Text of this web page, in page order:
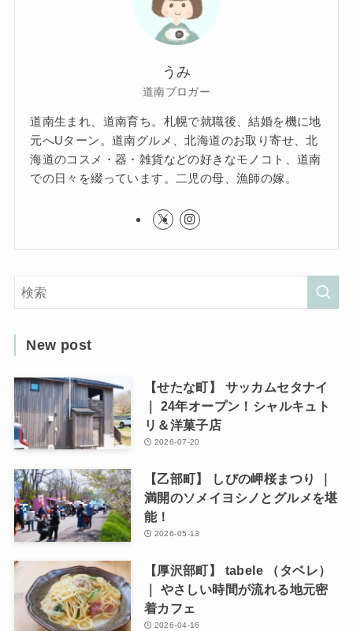
うみ
道南ブロガー
道南生まれ、道南育ち。札幌で就職後、結婚を機に地
元へUターン。道南グルメ、北海道のお取り寄せ、北
海道のコスメ・器・雑貨などの好きなモノコト、道南
での日々を綴っています。二児の母、漁師の嫁。
New post
【せたな町】 サッカムセタナイ
｜ 24年オープン！シャルキュト
リ＆洋菓子店
2026-07-20
【乙部町】 しびの岬桜まつり ｜
満開のソメイヨシノとグルメを堪
能！
2026-05-13
【厚沢部町】 tabele （タベレ）
｜ やさしい時間が流れる地元密
着カフェ
2026-04-16